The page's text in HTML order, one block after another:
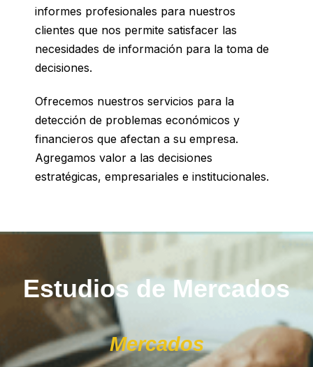
informes profesionales para nuestros
clientes que nos permite satisfacer las
necesidades de información para la toma de
decisiones.
Ofrecemos nuestros servicios para la
detección de problemas económicos y
financieros que afectan a su empresa.
Agregamos valor a las decisiones
estratégicas, empresariales e institucionales.
Estudios de Mercados
Mercados